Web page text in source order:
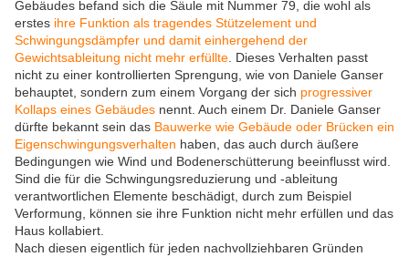
Gebäudes befand sich die Säule mit Nummer 79, die wohl als
erstes ihre Funktion als tragendes Stützelement und
Schwingungsdämpfer und damit einhergehend der
Gewichtsableitung nicht mehr erfüllte . Dieses Verhalten passt
nicht zu einer kontrollierten Sprengung, wie von Daniele Ganser
behauptet, sondern zum einem Vorgang der sich progressiver
Kollaps eines Gebäudes nennt. Auch einem Dr. Daniele Ganser
dürfte bekannt sein das Bauwerke wie Gebäude oder Brücken ein
Eigenschwingungsverhalten haben, das auch durch äußere
Bedingungen wie Wind und Bodenerschütterung beeinflusst wird.
Sind die für die Schwingungsreduzierung und -ableitung
verantwortlichen Elemente beschädigt, durch zum Beispiel
Verformung, können sie ihre Funktion nicht mehr erfüllen und das
Haus kollabiert.
Nach diesen eigentlich für jeden nachvollziehbaren Gründen